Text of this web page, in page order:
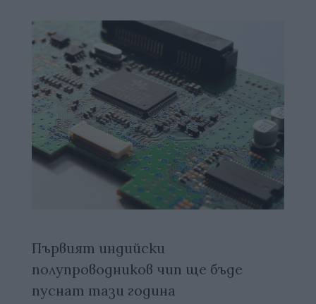
Първият индийски
полупроводников чип ще бъде
пуснат тази година